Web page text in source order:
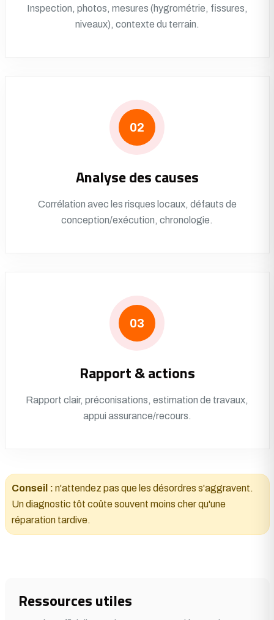
Inspection, photos, mesures (hygrométrie, fissures,
niveaux), contexte du terrain.
02
Analyse des causes
Corrélation avec les risques locaux, défauts de
conception/exécution, chronologie.
03
Rapport & actions
Rapport clair, préconisations, estimation de travaux,
appui assurance/recours.
Conseil : n'attendez pas que les désordres s'aggravent.
Un diagnostic tôt coûte souvent moins cher qu'une
réparation tardive.
Ressources utiles